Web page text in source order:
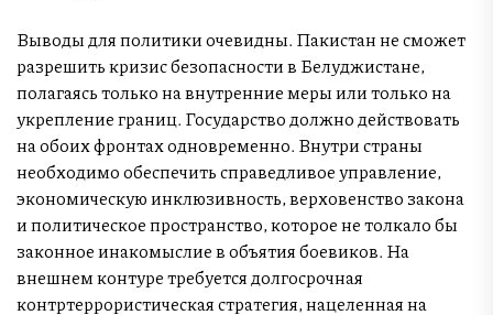
Выводы для политики очевидны. Пакистан не сможет
разрешить кризис безопасности в Белуджистане,
полагаясь только на внутренние меры или только на
укрепление границ. Государство должно действовать
на обоих фронтах одновременно. Внутри страны
необходимо обеспечить справедливое управление,
экономическую инклюзивность, верховенство закона
и политическое пространство, которое не толкало бы
законное инакомыслие в объятия боевиков. На
внешнем контуре требуется долгосрочная
контртеррористическая стратегия, нацеленная на